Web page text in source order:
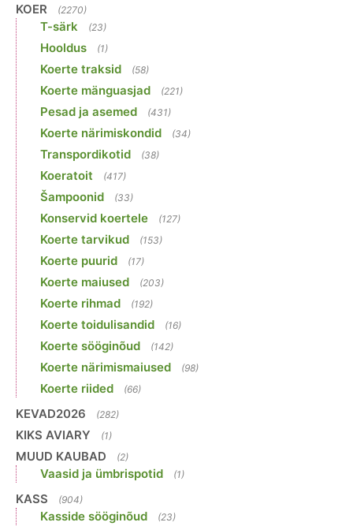
KOER (2270)
T-särk (23)
Hooldus (1)
Koerte traksid (58)
Koerte mänguasjad (221)
Pesad ja asemed (431)
Koerte närimiskondid (34)
Transpordikotid (38)
Koeratoit (417)
Šampoonid (33)
Konservid koertele (127)
Koerte tarvikud (153)
Koerte puurid (17)
Koerte maiused (203)
Koerte rihmad (192)
Koerte toidulisandid (16)
Koerte sööginõud (142)
Koerte närimismaiused (98)
Koerte riided (66)
KEVAD2026 (282)
KIKS AVIARY (1)
MUUD KAUBAD (2)
Vaasid ja ümbrispotid (1)
KASS (904)
Kasside sööginõud (23)